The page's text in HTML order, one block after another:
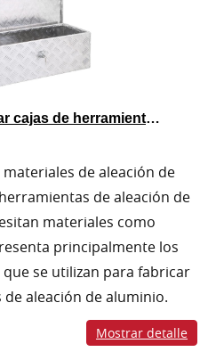
Materiales para fabricar cajas de herramientas de aleación de aluminio.
de aleación de
de aleación de
materiales como
principalmente los
se utilizan para fabricar
aleación de aluminio.
Mostrar detalle